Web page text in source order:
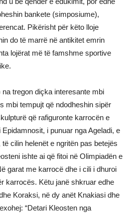
bankete (simposiume),
Pikërisht për këto lloje
do të marrë në antikitet emrin
lojërat më të famshme sportive
tregon diçka interesante mbi
mbi tempujt që ndodheshin sipër
që rafiguronte karrocën e
i punuar nga Ageladi, e
cilin helenët e ngritën pas betejës
ishte ai që fitoi në Olimpiadën e
garat me karrocë dhe i cili i dhuroi
karrocës. Këtu janë shkruar edhe
Koraksi, në dy anët Knakiasi dhe
“Detari Kleosten nga